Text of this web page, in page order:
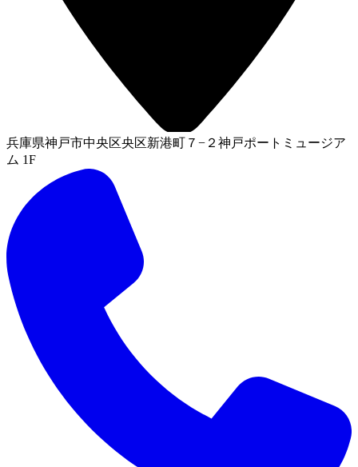
兵庫県神戸市中央区央区新港町７−２神戸ポートミュージア
ム 1F